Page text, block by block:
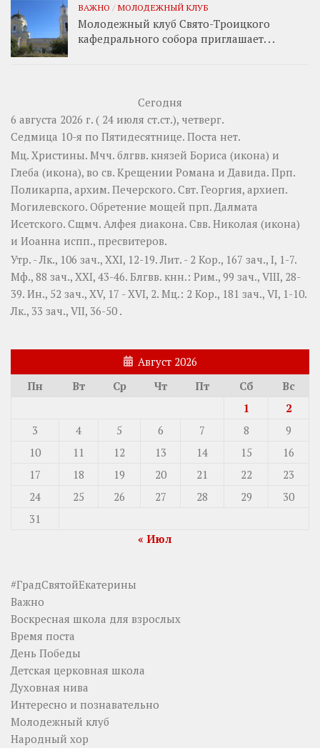
ВАЖНО / МОЛОДЕЖНЫЙ КЛУБ
Молодежный клуб Свято-Троицкого
кафедрального собора приглашает. . .
Сегодня
6 августа 2026 г. ( 24 июля ст.ст.), четверг.
Седмица 10-я по Пятидесятнице. Поста нет.
Мц. Христины. Мчч. блгвв. князей Бориса (икона) и
Глеба (икона), во св. Крещении Романа и Давида. Прп.
Поликарпа, архим. Печерского. Свт. Георгия, архиеп.
Могилевского. Обретение мощей прп.Далмата
Исетского. Сщмч. Алфея диакона. Свв. Николая (икона)
и Иоанна испп., пресвитеров.
Утр. -Лк., 106 зач., XXI, 12-19.Лит. - 2 Кор., 167 зач., I, 1-7.
Мф., 88 зач., XXI, 43-46. Блгвв. кнн.: Рим., 99 зач., VIII, 28-
39. Ин., 52 зач., XV, 17 - XVI, 2. Мц.: 2 Кор., 181 зач., VI, 1-10.
Лк., 33 зач., VII, 36-50 .
Август 2026
Пн
Вт Ср Чт Пт Сб
Вс
1
2
3
4 5 6 7 8
9
10
11 12 13 14 15
16
17
18 19 20 21 22
23
24
25 26 27 28 29
30
31
« Июл
#ГрадСвятойЕкатерины
Важно
Воскресная школа для взрослых
Время поста
День Победы
Детская церковная школа
Духовная нива
Интересно и познавательно
Молодежный клуб
Народный хор